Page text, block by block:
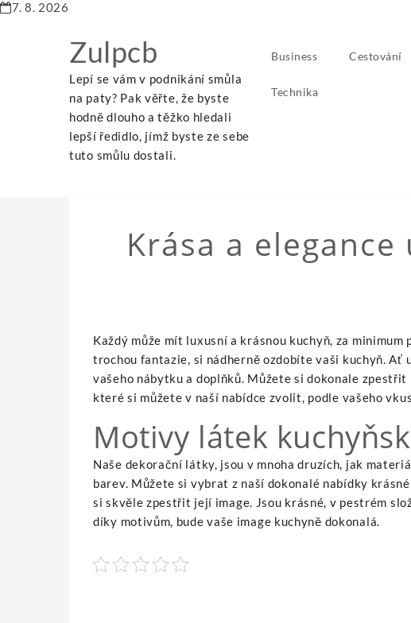
7. 8. 2026
Zulpcb
Lepí se vám v podnikání smůla
na paty? Pak věřte, že byste
hodně dlouho a těžko hledali
lepší ředidlo, jímž byste ze sebe
tuto smůlu dostali.
Business Cestování
Technika
Home Krása a elegance u vás v kuchyni
Krása a
Každý může mít luxusní a krásnou kuchyň, za minimum
trochou fantazie, si nádherně ozdobíte vaši kuchyň. Ať
vašeho nábytku a doplňků. Můžete si dokonale
které si můžete v naší nabídce zvolit, podle vašeho
Motivy látek
Naše dekorační látky, jsou v mnoha druzích, jak
barev. Můžete si vybrat z naší dokonalé nabídky
si skvěle zpestřit její image. Jsou krásné, v pestrém
díky motivům, bude vaše image kuchyně dokonalá.